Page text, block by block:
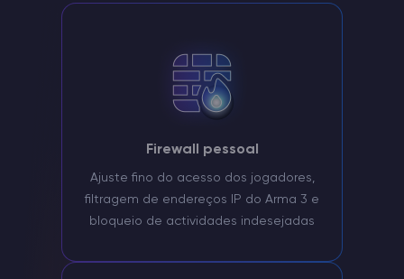
Firewall pessoal
Ajuste fino do acesso dos jogadores,
filtragem de endereços IP do Arma 3 e
bloqueio de actividades indesejadas